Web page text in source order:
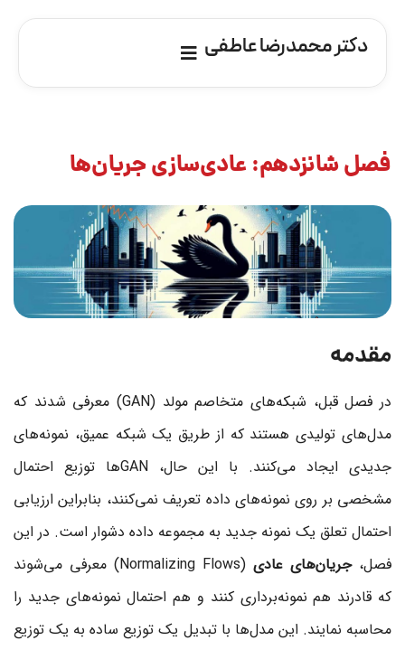
دکتر محمدرضا عاطفی
فصل شانزدهم: عادی‌سازی جریان‌ها
مقدمه
در فصل قبل، شبکه‌های متخاصم مولد (GAN) معرفی شدند که
مدل‌های تولیدی هستند که از طریق یک شبکه عمیق، نمونه‌های
جدیدی ایجاد می‌کنند. با این حال، GANها توزیع احتمال
مشخصی بر روی نمونه‌های داده تعریف نمی‌کنند، بنابراین ارزیابی
احتمال تعلق یک نمونه جدید به مجموعه داده دشوار است. در این
فصل،جریان‌های عادی
(Normalizing Flows) معرفی می‌شوند
که قادرند هم نمونه‌برداری کنند و هم احتمال نمونه‌های جدید را
محاسبه نمایند. این مدل‌ها با تبدیل یک توزیع ساده به یک توزیع